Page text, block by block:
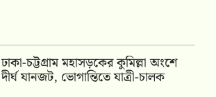
ঢাকা-চট্টগ্রাম মহাসড়কের কুমিল্লা অংশে
দীর্ঘ যানজট, ভোগান্তিতে যাত্রী-চালক